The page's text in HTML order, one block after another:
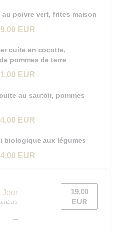
au poivre vert, frites maison
EUR
cuite en cocotte,
pommes de terre
EUR
au sautoir, pommes
EUR
biologique aux légumes
EUR
Jour
19,00
EUR